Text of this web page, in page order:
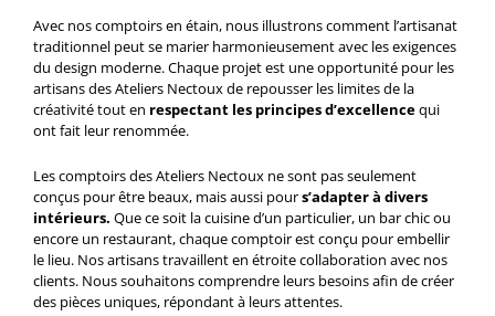
Avec nos comptoirs en étain, nous illustrons comment l’artisanat
traditionnel peut se marier harmonieusement avec les exigences
du design moderne. Chaque projet est une opportunité pour les
artisans des Ateliers Nectoux de repousser les limites de la
créativité tout en respectant les principes d’excellencequi
ont fait leur renommée.
Les comptoirs des Ateliers Nectoux ne sont pas seulement
conçus pour être beaux, mais aussi pours’adapter à divers
intérieurs. Que ce soit la cuisine d’un particulier, un bar chic ou
encore un restaurant, chaque comptoir est conçu pour embellir
le lieu. Nos artisans travaillent en étroite collaboration avec nos
clients. Nous souhaitons comprendre leurs besoins afin de créer
des pièces uniques, répondant à leurs attentes.